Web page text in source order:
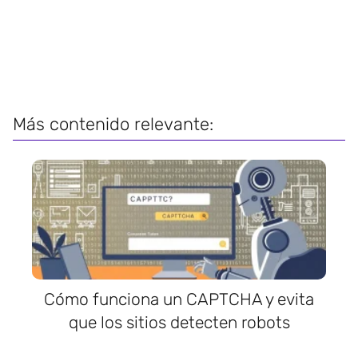
Más contenido relevante:
Cómo funciona un CAPTCHA y evita
que los sitios detecten robots